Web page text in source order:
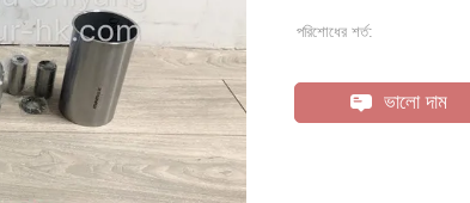
পরিশোধের শর্ত:
ভালো দাম